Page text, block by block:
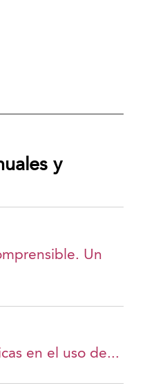
y
Un
en el uso de...